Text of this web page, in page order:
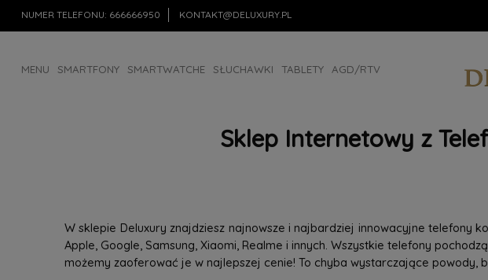
NUMER TELEFONU: 666666950 KONTAKT@DELUXURY.PL
MENU SMARTFONY SMARTWATCHE SŁUCHAWKI TABLETY AGD/RTV
Sklep Internetowy z
W sklepie Deluxury znajdziesz najnowsze i najbardziej innowacyjne
Apple, Google, Samsung, Xiaomi, Realme i innych. Wszystkie telefony
możemy zaoferować je w najlepszej cenie! To chyba wystarczające powody,